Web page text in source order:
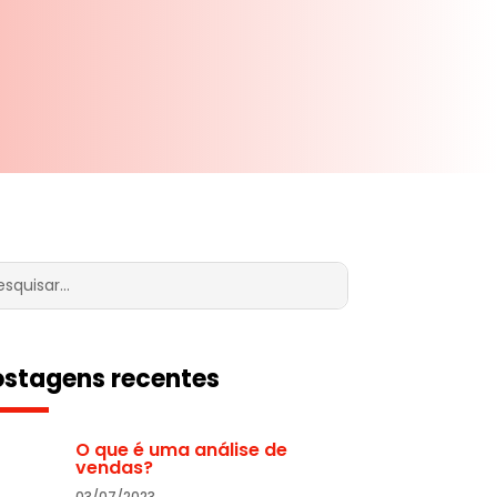
recentes
O que é uma análise de
vendas?